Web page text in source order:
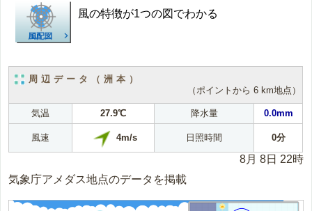
風の特徴が1つの図でわかる
周辺データ（洲本）
（ポイントから 6 km地点）
気温 27.9℃ 降水量 0.0mm
風速 4m/s 日照時間 0分
8月 8日 22時
気象庁アメダス地点のデータを掲載